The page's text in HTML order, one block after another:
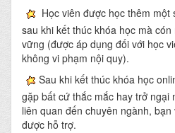
Học viên được học thêm
sau khi kết thúc khóa học mà
vững (được áp dụng đối với học
không vi phạm nội quy).
Sau khi kết thúc khóa học
gặp bất cứ thắc mắc hay trở ngại
liên quan đến chuyên ngành,
được hỗ trợ.